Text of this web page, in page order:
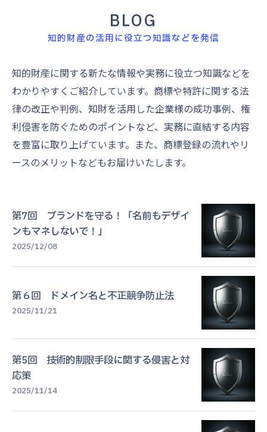
BLOG
知的財産の活用に役立つ知識などを発信
知的財産に関する新たな情報や実務に役立つ知識などを
わかりやすくご紹介しています。商標や特許に関する法
律の改正や判例、知財を活用した企業様の成功事例、権
利侵害を防ぐためのポイントなど、実務に直結する内容
を豊富に取り上げています。また、商標登録の流れやリ
ースのメリットなどもお届けいたします。
第7回 ブランドを守る！「名前もデザイ
ンもマネしないで！」
2025/12/08
第６回 ドメイン名と不正競争防止法
2025/11/21
第5回 技術的制限手段に関する侵害と対
応策
2025/11/14